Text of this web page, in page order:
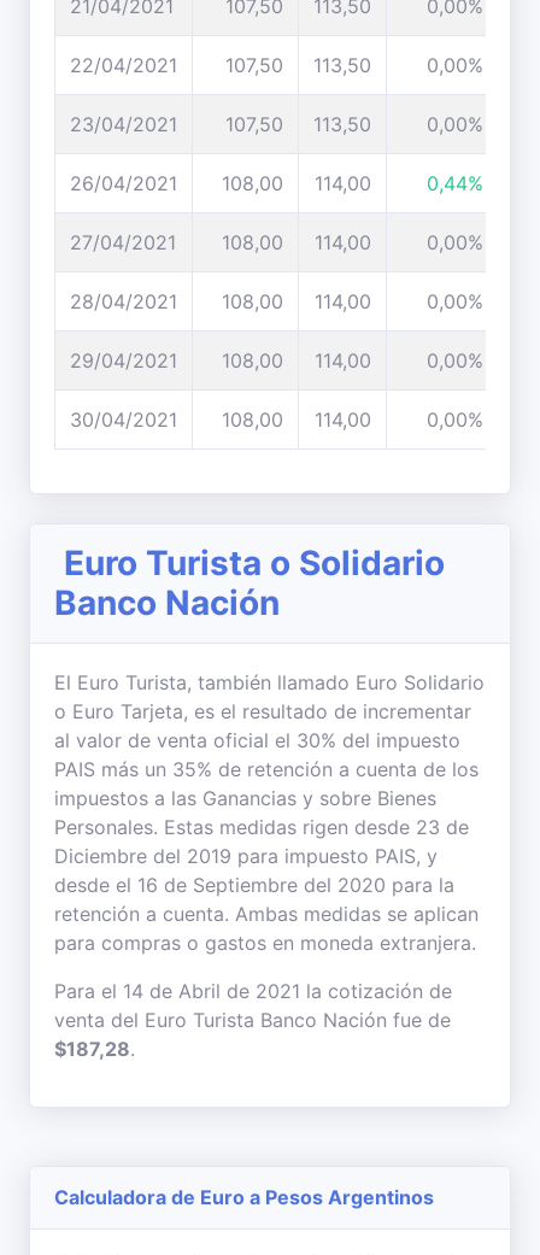
21/04/2021 107,50 113,50 0,00%
22/04/2021 107,50 113,50 0,00%
23/04/2021 107,50 113,50 0,00%
26/04/2021 108,00 114,00 0,44%
27/04/2021 108,00 114,00 0,00%
28/04/2021 108,00 114,00 0,00%
29/04/2021 108,00 114,00 0,00%
30/04/2021 108,00 114,00 0,00%
Euro Turista o Solidario
Banco Nación
El Euro Turista, también llamado Euro Solidario
o Euro Tarjeta, es el resultado de incrementar
al valor de venta oficial el 30% del impuesto
PAIS más un 35% de retención a cuenta de los
impuestos a las Ganancias y sobre Bienes
Personales. Estas medidas rigen desde 23 de
Diciembre del 2019 para impuesto PAIS, y
desde el 16 de Septiembre del 2020 para la
retención a cuenta. Ambas medidas se aplican
para compras o gastos en moneda extranjera.
Para el 14 de Abril de 2021 la cotización de
venta del Euro Turista Banco Nación fue de
$187,28.
Calculadora de Euro a Pesos Argentinos